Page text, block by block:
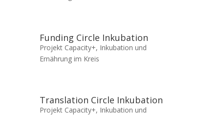
Funding Circle Inkubation
Projekt Capacity+, Inkubation und
Ernährung im Kreis
Translation Circle Inkubation
Projekt Capacity+, Inkubation und